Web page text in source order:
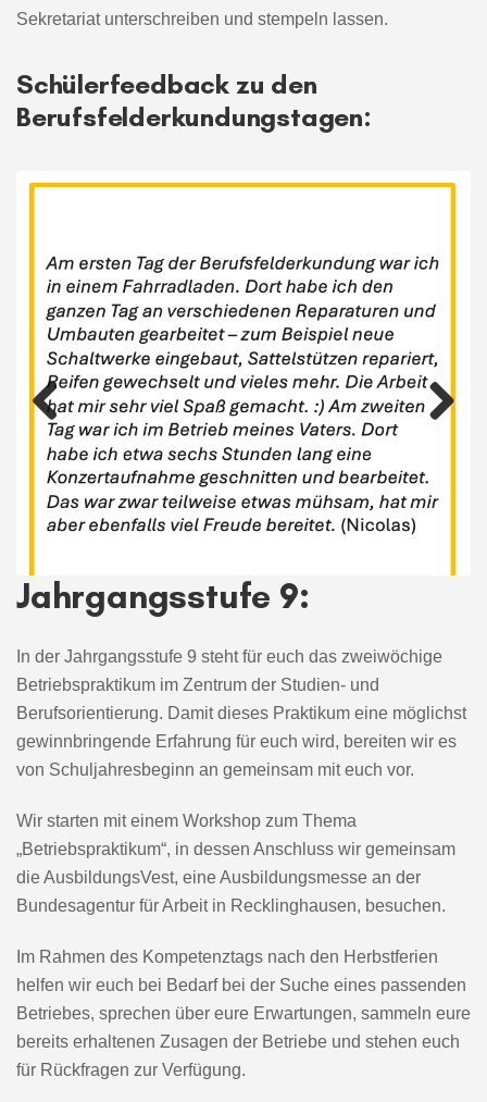
Sekretariat unterschreiben und stempeln lassen.
Schülerfeedback zu den
Berufsfelderkundungstagen:
Previous
Jahrgangsstufe 9:
In der Jahrgangsstufe 9 steht für euch das zweiwöchige
Betriebspraktikum im Zentrum der Studien- und
Berufsorientierung. Damit dieses Praktikum eine möglichst
gewinnbringende Erfahrung für euch wird, bereiten wir es
von Schuljahresbeginn an gemeinsam mit euch vor.
Wir starten mit einem Workshop zum Thema
„Betriebspraktikum“, in dessen Anschluss wir gemeinsam
die AusbildungsVest, eine Ausbildungsmesse an der
Bundesagentur für Arbeit in Recklinghausen, besuchen.
Im Rahmen des Kompetenztags nach den Herbstferien
helfen wir euch bei Bedarf bei der Suche eines passenden
Betriebes, sprechen über eure Erwartungen, sammeln eure
bereits erhaltenen Zusagen der Betriebe und stehen euch
für Rückfragen zur Verfügung.